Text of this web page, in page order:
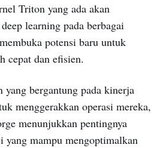
Triton yang ada akan
learning pada berbagai
potensi baru untuk
cepat dan efisien.
bergantung pada kinerja
menggerakkan operasi mereka,
menunjukkan pentingnya
yang mampu mengoptimalkan